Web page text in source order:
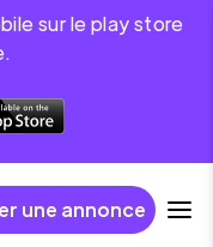
sur le play store
une annonce